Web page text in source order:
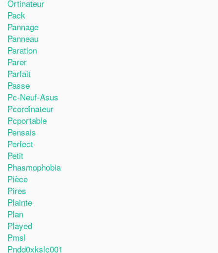
Ortinateur
Pack
Pannage
Panneau
Paration
Parer
Parfait
Passe
Pc-Neuf-Asus
Pcordinateur
Pcportable
Pensais
Perfect
Petit
Phasmophobia
Pièce
Pires
Plainte
Plan
Played
Pmsl
Pndd0xkslc001